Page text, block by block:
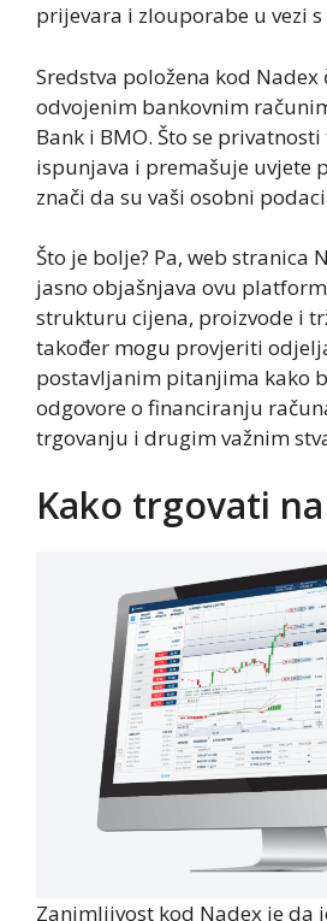
prijevara i zlouporabe u vezi
Sredstva položena kod Nadex
odvojenim bankovnim
Bank i BMO. Što se
ispunjava i premašuje uvjete
znači da su vaši osobni
Što je bolje? Pa, web stranica
jasno objašnjava ovu
strukturu cijena, proizvode i
također mogu provjeriti
postavljanim pitanjima kako
odgovore o financiranju
trgovanju i drugim važnim
Kako trgovati
Zanimljivost kod Nadex je da